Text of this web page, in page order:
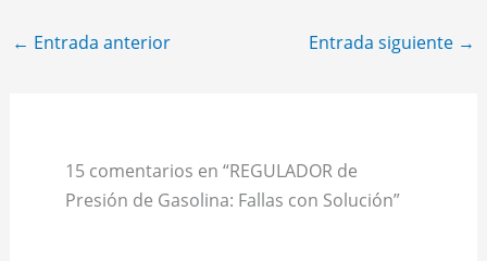
← Entrada anterior Entrada siguiente →
15 comentarios en “REGULADOR de
Presión de Gasolina: Fallas con Solución”